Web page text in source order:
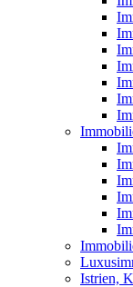
Istrien,